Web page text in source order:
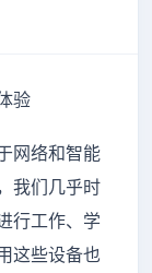
验
网络和智能
我们几乎时
行工作、学
这些设备也